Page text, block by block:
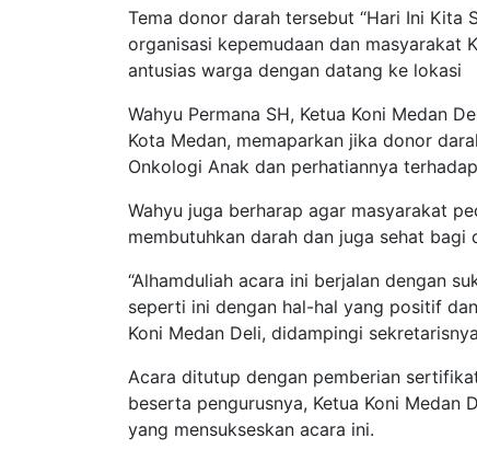
Tema donor darah tersebut “Hari Ini Kita
organisasi kepemudaan dan masyarakat
antusias warga dengan datang ke lokasi
Wahyu Permana SH, Ketua Koni Medan
Kota Medan, memaparkan jika donor
Onkologi Anak dan perhatiannya
Wahyu juga berharap agar masyarakat
membutuhkan darah dan juga sehat
“Alhamduliah acara ini berjalan dengan
seperti ini dengan hal-hal yang positif
Koni Medan Deli, didampingi
Acara ditutup dengan pemberian
beserta pengurusnya, Ketua Koni Medan
yang mensukseskan acara ini.